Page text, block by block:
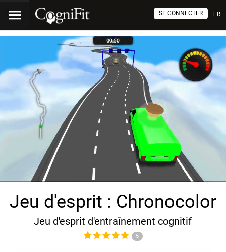
FR
SE CONNECTER
Jeu d'esprit : Chronocolor
Jeu d'esprit d'entraînement cognitif
5